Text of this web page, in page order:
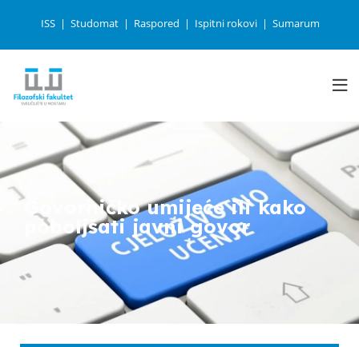
ISS Studomat Raspored Ispitni rokovi Sumarum
Govorničko umijeće ili kako
poboljšati javni govor